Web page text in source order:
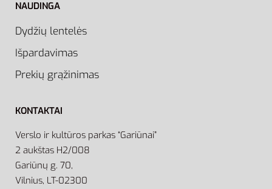
NAUDINGA
Dydžių lentelės
Išpardavimas
Prekių grąžinimas
KONTAKTAI
Verslo ir kultūros parkas “Gariūnai”
2 aukštas H2/008
Gariūnų g. 70,
Vilnius, LT-02300